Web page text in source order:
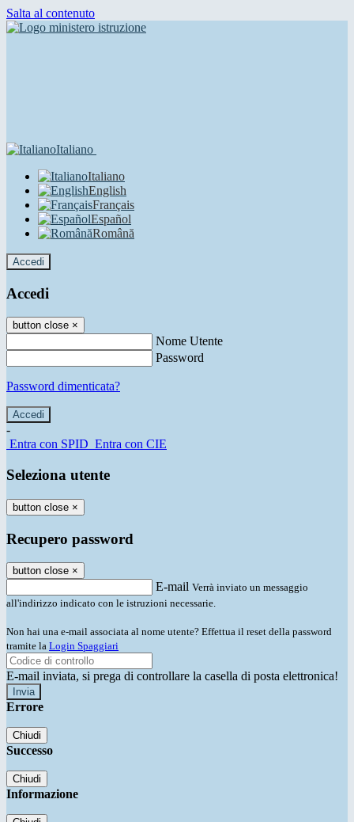
Salta al contenuto
Italiano
Italiano
English
Français
Español
Română
Accedi
Accedi
button close ×
Nome Utente
Password
Password dimenticata?
-
Entra con SPID Entra con CIE
Seleziona utente
button close ×
Recupero password
button close ×
E-mail Verrà inviato un messaggio
all'indirizzo indicato con le istruzioni necessarie.
Non hai una e-mail associata al nome utente? Effettua il reset della password
tramite la Login Spaggiari
E-mail inviata, si prega di controllare la casella di posta elettronica!
Errore
Chiudi
Successo
Chiudi
Informazione